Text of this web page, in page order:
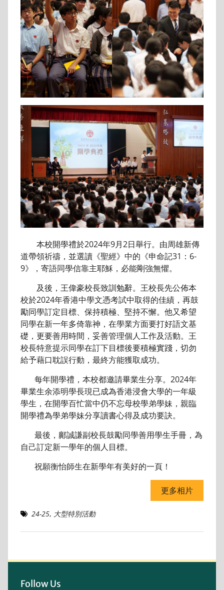
本校開學禮於2024年9月2日舉行。由周雄新傳
道帶領祈禱，並選讀《聖經》中的《申命記31：6-
9》，寄語同學信靠主耶穌，必能剛強無懼。
及後，王偉豪校長致訓勉辭。王校長先公佈本
校於2024年香港中學文憑考試中取得的佳績，再鼓
勵同學訂定目標、保持積極、堅持不懈。他又希望
同學在新一年多倚靠神，在學業方面要打好語文基
礎，更要善用時間，妥善管理個人工作及活動。王
校長特意提示同學在訂下目標後要積極實踐，切勿
給予藉口耽誤行動，最終方能獲取成功。
每年開學禮，本校都邀請畢業生分享。2024年
畢業生余添明學長現已成為香港浸會大學的一年級
學生，在開學百忙當中仍不忘母校學弟學妹，親臨
開學禮為學弟學妹分享讀書心得及成功要訣。
最後，鄺誠謙副校長鼓勵同學善用學生手冊，為
自己訂定新一學年的個人目標。
祝願衡怡師生在新學年有美好的一頁！
更多相片
24-25, 大型特別活動
Follow Us